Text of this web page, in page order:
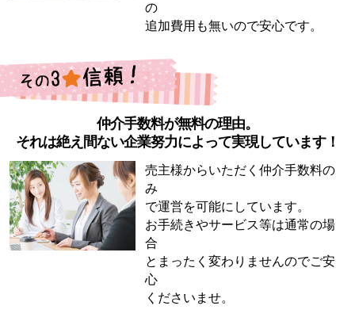
の
追加費用も無いので安心です。
仲介手数料が無料の理由。
それは絶え間ない企業努力によって実現しています！
売主様からいただく仲介手数料の
み
で運営を可能にしています。
お手続きやサービス等は通常の場
合
とまったく変わりませんのでご安
心
くださいませ。